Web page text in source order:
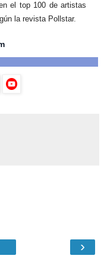
el top 100 de artistas
la revista Pollstar.
›